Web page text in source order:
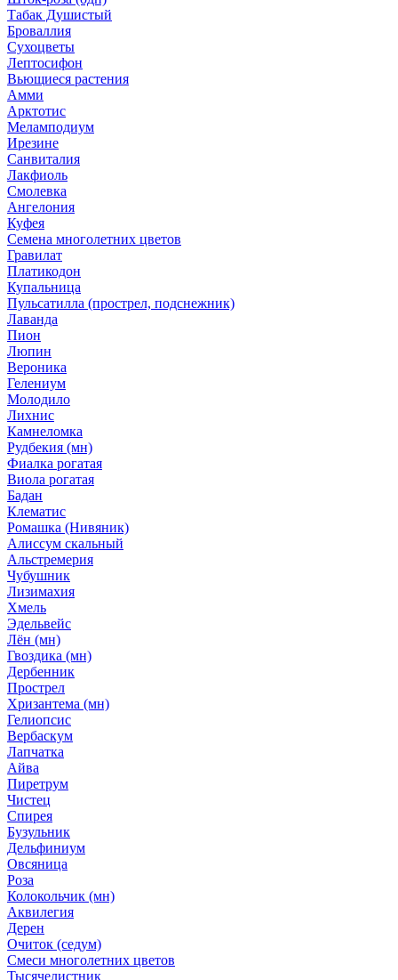
Табак Душистый
Броваллия
Сухоцветы
Лептосифон
Вьющиеся растения
Амми
Арктотис
Меламподиум
Ирезине
Санвиталия
Лакфиоль
Смолевка
Ангелония
Куфея
Семена многолетних цветов
Гравилат
Платикодон
Купальница
Пульсатилла (прострел, подснежник)
Лаванда
Пион
Люпин
Вероника
Гелениум
Молодило
Лихнис
Камнеломка
Рудбекия (мн)
Фиалка рогатая
Виола рогатая
Бадан
Клематис
Ромашка (Нивяник)
Алиссум скальный
Альстремерия
Чубушник
Лизимахия
Хмель
Эдельвейс
Лён (мн)
Гвоздика (мн)
Дербенник
Прострел
Хризантема (мн)
Гелиопсис
Вербаскум
Лапчатка
Айва
Пиретрум
Чистец
Спирея
Бузульник
Дельфиниум
Овсяница
Роза
Колокольчик (мн)
Аквилегия
Дерен
Очиток (седум)
Смеси многолетних цветов
Тысячелистник